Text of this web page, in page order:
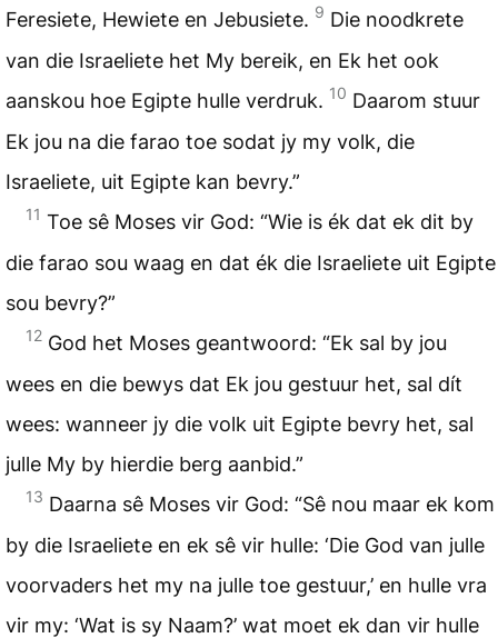
Feresiete, Hewiete en Jebusiete. 9 Die noodkrete
van die Israeliete het My bereik, en Ek het ook
aanskou hoe Egipte hulle verdruk. 10 Daarom stuur
Ek jou na die farao toe sodat jy my volk, die
Israeliete, uit Egipte kan bevry.”
11 Toe sê Moses vir God: “Wie is ék dat ek dit by
die farao sou waag en dat ék die Israeliete uit Egipte
sou bevry?”
12 God het Moses geantwoord: “Ek sal by jou
wees en die bewys dat Ek jou gestuur het, sal dít
wees: wanneer jy die volk uit Egipte bevry het, sal
julle My by hierdie berg aanbid.”
13 Daarna sê Moses vir God: “Sê nou maar ek kom
by die Israeliete en ek sê vir hulle: ‘Die God van julle
voorvaders het my na julle toe gestuur,’ en hulle vra
vir my: ‘Wat is sy Naam?’ wat moet ek dan vir hulle